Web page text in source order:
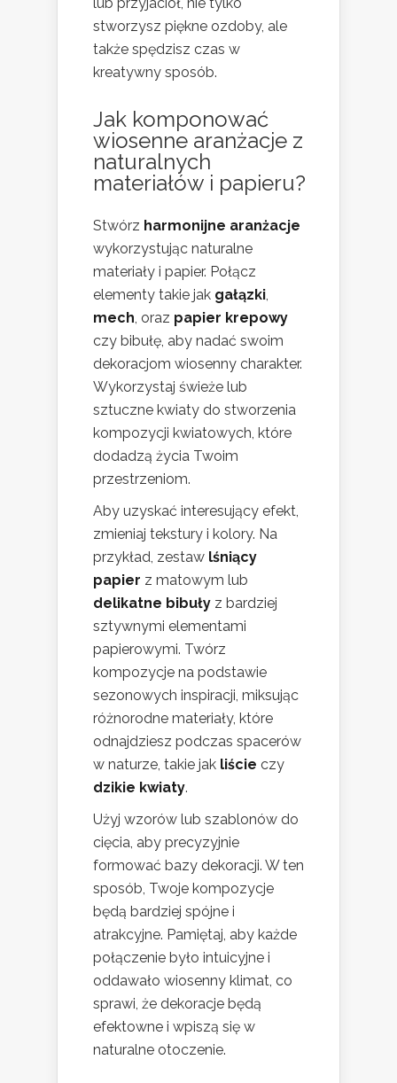
stworzysz piękne ozdoby, ale
także spędzisz czas w
kreatywny sposób.
Jak komponować
wiosenne aranżacje z
naturalnych
materiałów i papieru?
Stwórz harmonijne aranżacje
wykorzystując naturalne
materiały i papier. Połącz
elementy takie jak gałązki,
mech, oraz papier krepowy
czy bibułę, aby nadać swoim
dekoracjom wiosenny charakter.
Wykorzystaj świeże lub
sztuczne kwiaty do stworzenia
kompozycji kwiatowych, które
dodadzą życia Twoim
przestrzeniom.
Aby uzyskać interesujący efekt,
zmieniaj tekstury i kolory. Na
przykład, zestaw lśniący
papier z matowym lub
delikatne bibuły z bardziej
sztywnymi elementami
papierowymi. Twórz
kompozycje na podstawie
sezonowych inspiracji, miksując
różnorodne materiały, które
odnajdziesz podczas spacerów
w naturze, takie jak liście czy
dzikie kwiaty.
Użyj wzorów lub szablonów do
cięcia, aby precyzyjnie
formować bazy dekoracji. W ten
sposób, Twoje kompozycje
będą bardziej spójne i
atrakcyjne. Pamiętaj, aby każde
połączenie było intuicyjne i
oddawało wiosenny klimat, co
sprawi, że dekoracje będą
efektowne i wpiszą się w
naturalne otoczenie.